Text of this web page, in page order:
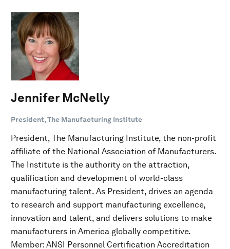
Jennifer McNelly
President, The Manufacturing Institute
President, The Manufacturing Institute, the non-profit
affiliate of the National Association of Manufacturers.
The Institute is the authority on the attraction,
qualification and development of world-class
manufacturing talent. As President, drives an agenda
to research and support manufacturing excellence,
innovation and talent, and delivers solutions to make
manufacturers in America globally competitive.
Member: ANSI Personnel Certification Accreditation